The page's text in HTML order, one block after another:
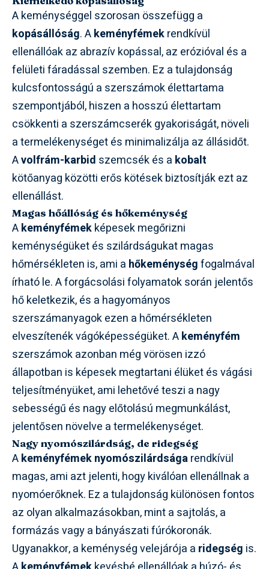
A keménységgel szorosan összefügg a
kopásállóság. Akeményfémekrendkívül
ellenállóak az abrazív kopással, az erózióval és a
felületi fáradással szemben. Ez a tulajdonság
kulcsfontosságú a szerszámok élettartama
szempontjából, hiszen a hosszú élettartam
csökkenti a szerszámcserék gyakoriságát, növeli
a termelékenységet és minimalizálja az állásidőt.
Avolfrám-karbid szemcsék és a kobalt
kötőanyag közötti erős kötések biztosítják ezt az
ellenállást.
Magas hőállóság és hőkeménység
Akeményfémekképesek megőrizni
keménységüket és szilárdságukat magas
hőmérsékleten is, ami a hőkeménységfogalmával
írható le. A forgácsolási folyamatok során jelentős
hő keletkezik, és a hagyományos
szerszámanyagok ezen a hőmérsékleten
elveszítenék vágóképességüket. Akeményfém
szerszámok azonban még vörösen izzó
állapotban is képesek megtartani élüket és vágási
teljesítményüket, ami lehetővé teszi a nagy
sebességű és nagy előtolású megmunkálást,
jelentősen növelve a termelékenységet.
Nagy nyomószilárdság, de ridegség
Akeményfémeknyomószilárdságarendkívül
magas, ami azt jelenti, hogy kiválóan ellenállnak a
nyomóerőknek. Ez a tulajdonság különösen fontos
az olyan alkalmazásokban, mint a sajtolás, a
formázás vagy a bányászati fúrókoronák.
Ugyanakkor, a keménység velejárója a ridegség is.